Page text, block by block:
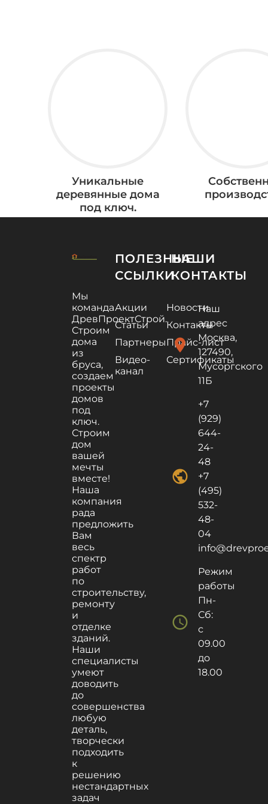
Уникальные
деревянные дома
под ключ.
Мы
команда
ДревПроектСтрой.
Строим
дома
из
бруса,
создаем
проекты
домов
под
ключ.
Строим
дом
вашей
мечты
вместе!
Наша
компания
рада
предложить
Вам
весь
спектр
работ
по
строительству,
ремонту
и
отделке
зданий.
Наши
специалисты
умеют
доводить
до
совершенства
любую
деталь,
творчески
подходить
к
решению
нестандартных
задач
ПОЛЕЗНЫЕ
ССЫЛКИ
Акции
Новости
Статьи
Контакты
ПартнерыПрайс-лист
Видео-
канал
Сертификаты
НАШИ
КОНТАКТЫ
location_on
Наш
адрес
Москва,
127490,
Мусоргского
11Б
public
+7
(929)
644-
24-
48
+7
(495)
532-
48-
04
schedule
Режим
работы
Пн-
Сб:
с
09.00
до
18.00